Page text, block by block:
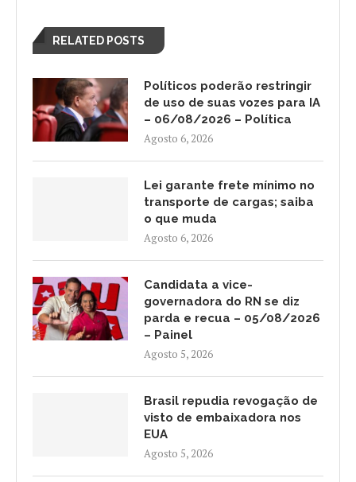
RELATED POSTS
Políticos poderão restringir
de uso de suas vozes para IA
– 06/08/2026 – Política
Agosto 6, 2026
Lei garante frete mínimo no
transporte de cargas; saiba
o que muda
Agosto 6, 2026
Candidata a vice-
governadora do RN se diz
parda e recua – 05/08/2026
– Painel
Agosto 5, 2026
Brasil repudia revogação de
visto de embaixadora nos
EUA
Agosto 5, 2026